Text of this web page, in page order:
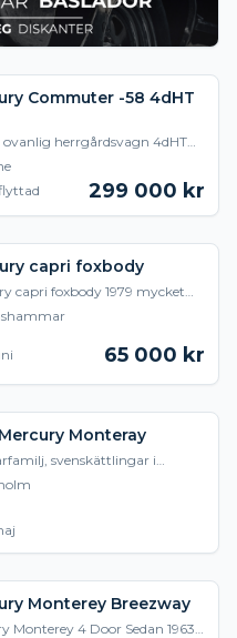
Commuter -58 4dHT
ovanlig herrgårdsvagn 4dHT
hp med 3-stegs
Växellådan är
i juni 2026. Servosty
299 000 kr
capri foxbody
capri foxbody 1979 mycket
i sverige. 4cyl.bil i hyfsat skick
finns några små blemmor
65 000 kr
Monteray
svenskättlingar i
Nybes och körklar, går
Hel inredning förutom dyna
Monterey Breezway
Monterey 4 Door Sedan 1963